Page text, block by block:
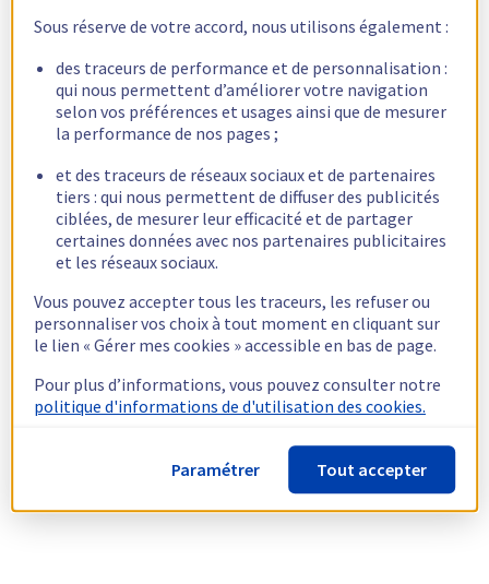
Sous réserve de votre accord, nous utilisons également :
des traceurs de performance et de personnalisation :
qui nous permettent d’améliorer votre navigation
selon vos préférences et usages ainsi que de mesurer
la performance de nos pages ;
et des traceurs de réseaux sociaux et de partenaires
tiers : qui nous permettent de diffuser des publicités
ciblées, de mesurer leur efficacité et de partager
certaines données avec nos partenaires publicitaires
et les réseaux sociaux.
Vous pouvez accepter tous les traceurs, les refuser ou
personnaliser vos choix à tout moment en cliquant sur
le lien « Gérer mes cookies » accessible en bas de page.
Pour plus d’informations, vous pouvez consulter notre
politique d'informations de d'utilisation des cookies.
Paramétrer Tout accepter